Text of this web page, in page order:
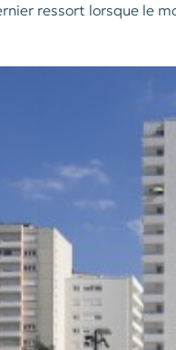
ressort lorsque le